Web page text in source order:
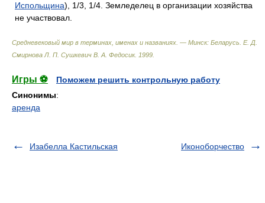
Испольщина), 1/3, 1/4. Земледелец в организации хозяйства
не участвовал.
Средневековый мир в терминах, именах и названиях. — Минск: Беларусь Е. Д.
Смирнова Л. П. Сушкевич В. А. Федосик. 1999
Игры ⚽
Поможем решить контрольную работу
Синонимы:
аренда
Изабелла Кастильская Иконоборчество